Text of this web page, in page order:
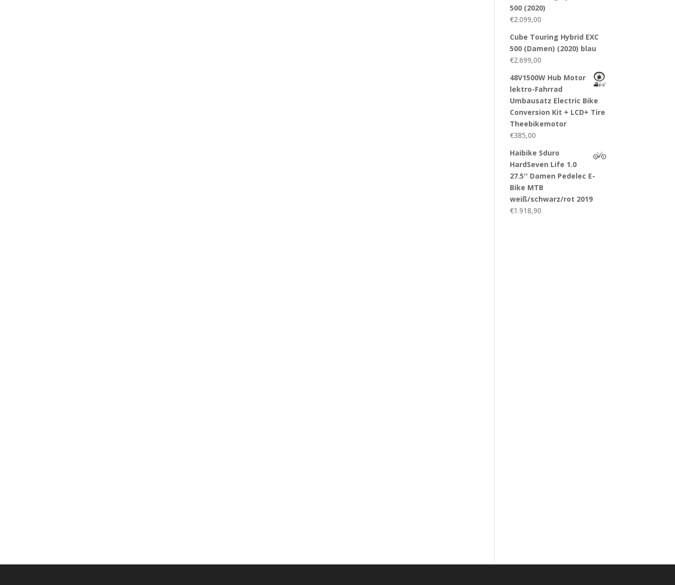
500 (2020)
€2.099,00
Cube Touring Hybrid EXC
500 (Damen) (2020) blau
€2.699,00
48V1500W Hub Motor
lektro-Fahrrad
Umbausatz Electric Bike
Conversion Kit + LCD+ Tire
Theebikemotor
€385,00
Haibike Sduro
HardSeven Life 1.0
27.5'' Damen Pedelec E-
Bike MTB
weiß/schwarz/rot 2019
€1.918,90